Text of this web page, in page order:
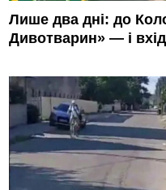
Лише два дні: до
Дивотварин» — і